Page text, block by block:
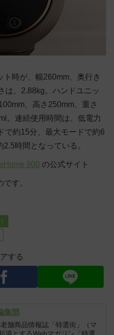
時が、幅260mm、奥行き
は、2.88kg。ハンドユニッ
、高さ250mm、重さ
。連続使用時間は、低電力
で約15分、最大モードで約6
時間となっている。
900 の公式サイト
す。
する
集部
舗商品情報誌「特選街」（マ